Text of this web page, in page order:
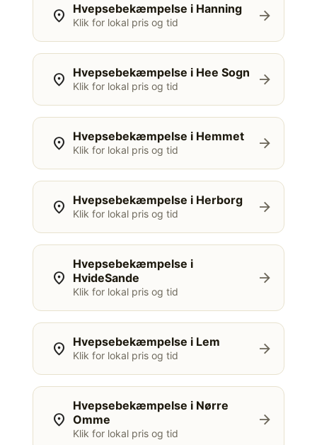
location_on Hvepsebekæmpelse i Hanning
Klik for lokal pris og tid arrow_forward
location_on Hvepsebekæmpelse i Hee Sogn
Klik for lokal pris og tid arrow_forward
location_on Hvepsebekæmpelse i Hemmet
Klik for lokal pris og tid arrow_forward
location_on Hvepsebekæmpelse i Herborg
Klik for lokal pris og tid arrow_forward
location_on
Hvepsebekæmpelse i
HvideSande
Klik for lokal pris og tid
arrow_forward
location_on Hvepsebekæmpelse i Lem
Klik for lokal pris og tid arrow_forward
location_on
Hvepsebekæmpelse i Nørre
Omme
Klik for lokal pris og tid
arrow_forward